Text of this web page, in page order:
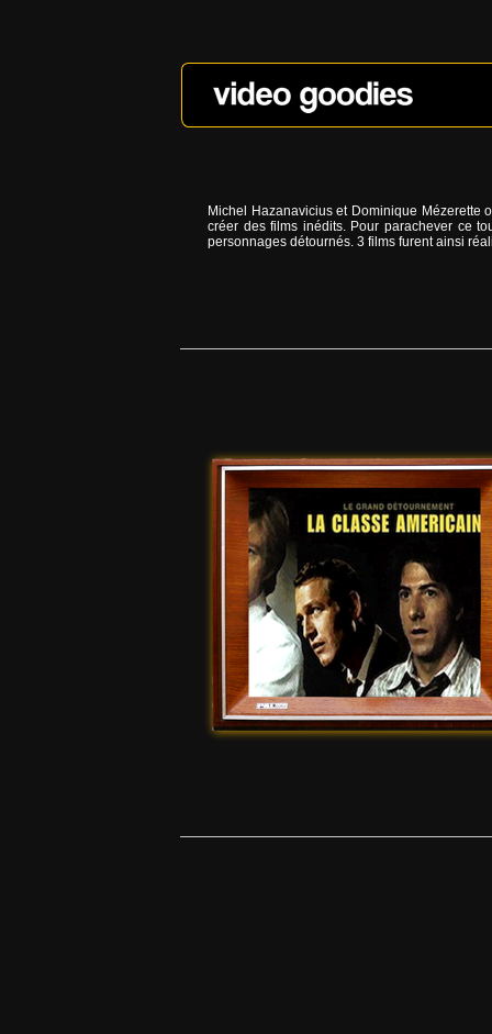
Michel Hazanavicius et Dominique Mézerette
créer des films inédits. Pour parachever ce
personnages détournés. 3 films furent ainsi